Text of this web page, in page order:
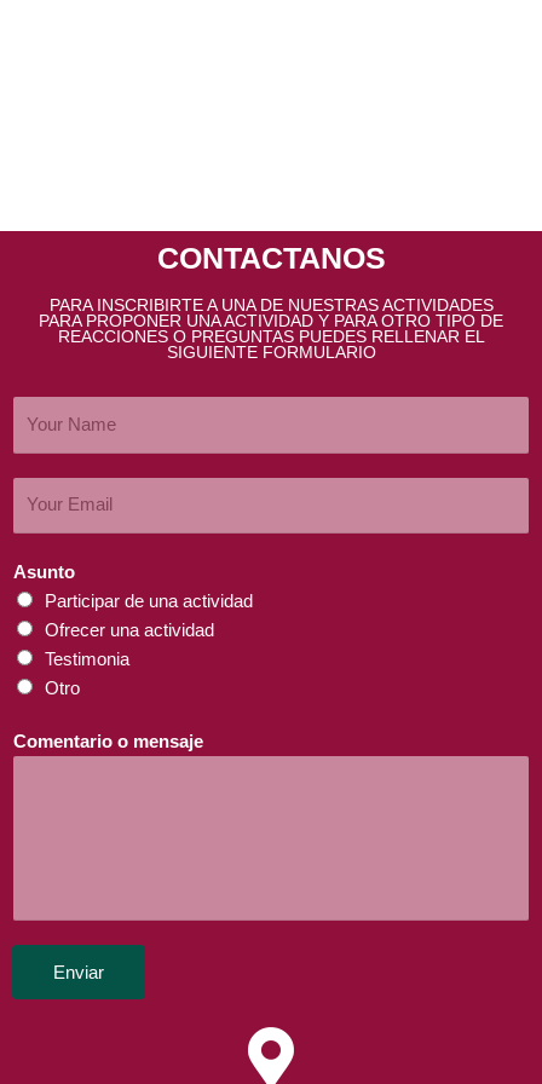
CONTACTANOS
PARA INSCRIBIRTE A UNA DE NUESTRAS ACTIVIDADES
PARA PROPONER UNA ACTIVIDAD Y PARA OTRO TIPO DE
REACCIONES O PREGUNTAS PUEDES RELLENAR EL
SIGUIENTE FORMULARIO
Asunto
Participar de una actividad
Ofrecer una actividad
Testimonia
Otro
Comentario o mensaje
Enviar